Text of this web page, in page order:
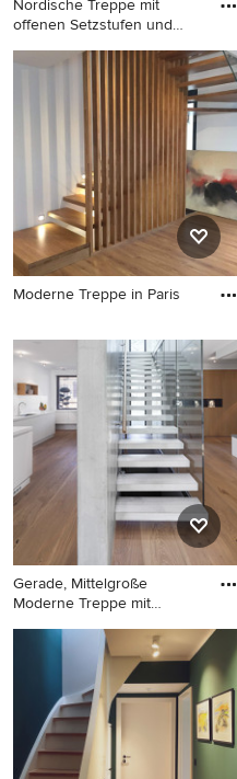
Nordische Treppe mit
offenen Setzstufen und
Nordische Treppe mit
offenen Setzstufen und
Tapetenwänden in Sonstige
Moderne Treppe in Paris
Gerade, Mittelgroße
Moderne Treppe mit
Gerade, Mittelgroße
Moderne Treppe mit offenen
Setzstufen in Hamburg